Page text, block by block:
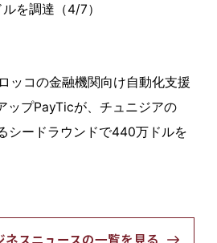
を調達（4/7）
ッコの金融機関向け自動化支援
ップPayTicが、チュニジアの
シードラウンドで440万ドルを
ネスニュースの一覧を見る